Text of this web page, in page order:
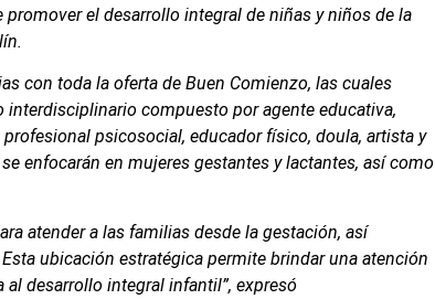
el desarrollo integral de niñas y niños de la
con toda la oferta de Buen Comienzo, las cuales
compuesto por agente educativa,
psicosocial, educador físico, doula, artista y
enfocarán en mujeres gestantes y lactantes, así como
atender a las familias desde la gestación, así
ubicación estratégica permite brindar una atención
al desarrollo integral infantil”, expresó